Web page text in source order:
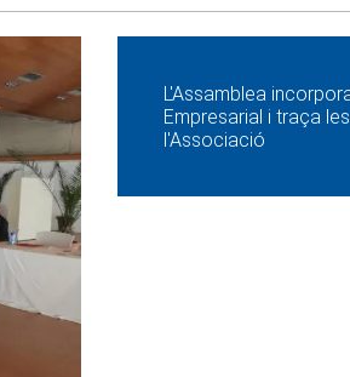
L'Assamblea
Empresarial i traça
l'Associació